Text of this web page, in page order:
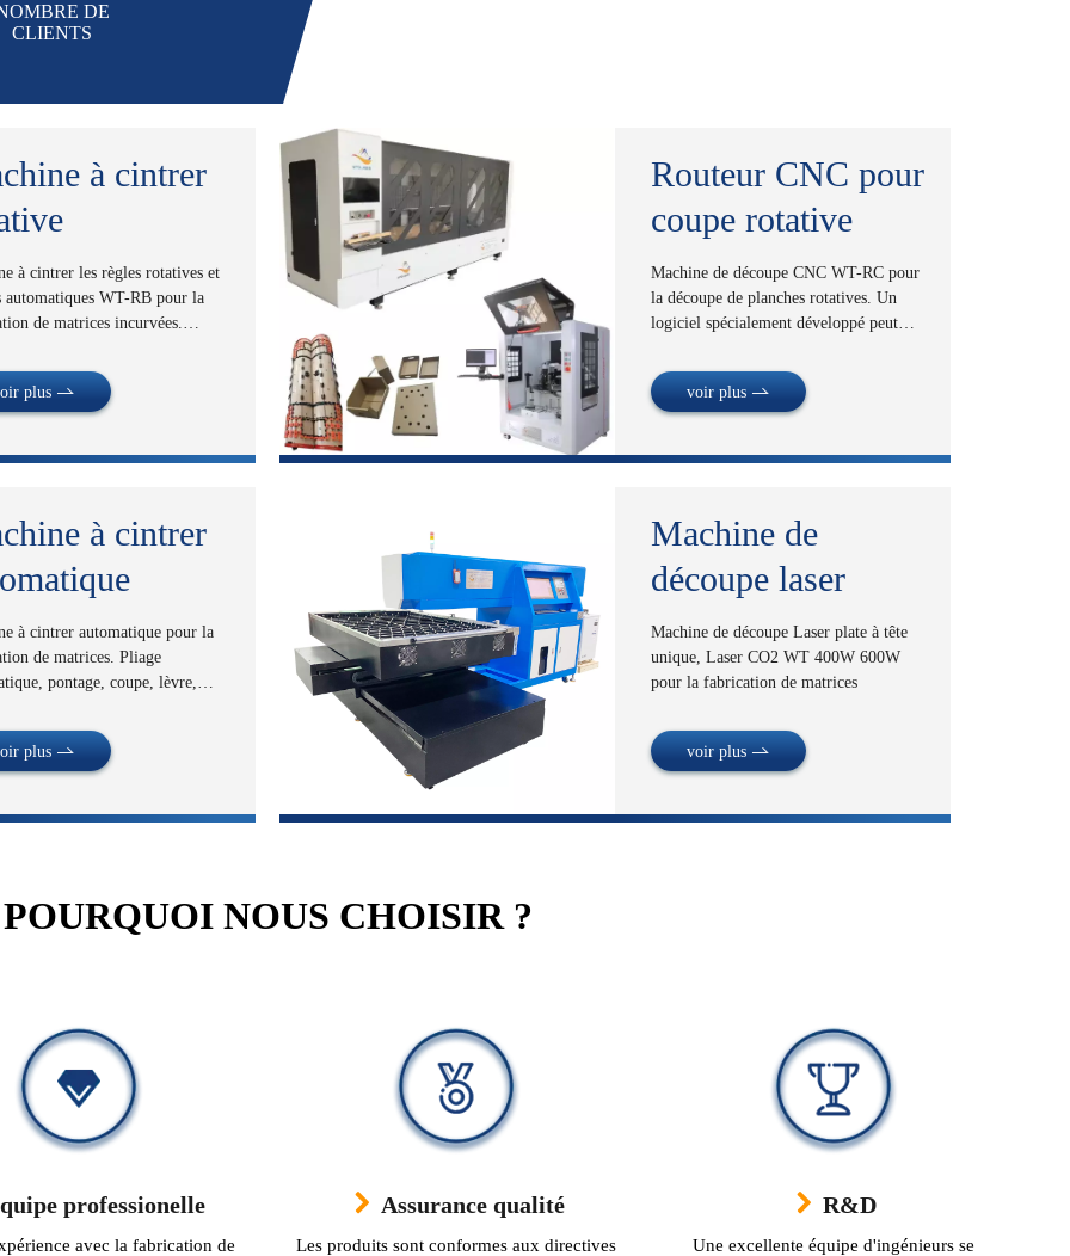
DE
CLIENTS
à cintrer
à cintrer les règles rotatives et
automatiques WT-RB pour la
de matrices incurvées.
de serveur qui
de 220 mm à 800 mm
plus
Routeur CNC pour
coupe rotative
Machine de découpe CNC WT-RC pour
la découpe de planches rotatives. Un
logiciel spécialement développé peut
en carton ondulé, l"ordinateur contrôle
la perceuse de coupe sur des
voir plus
à cintrer
à cintrer automatique pour la
de matrices. Pliage
pontage, coupe, lèvre,
de pliage avec une lame de 0,45
d"épaisseur et de 8 à 60 mm de
plus
Machine de
découpe laser
Machine de découpe Laser plate à tête
unique, Laser CO2 WT 400W 600W
pour la fabrication de matrices
voir plus
POURQUOI NOUS CHOISIR ?
professionelle
avec la fabrication de
Assurance qualité
Les produits sont conformes aux directives
R&D
Une excellente équipe d'ingénieurs se